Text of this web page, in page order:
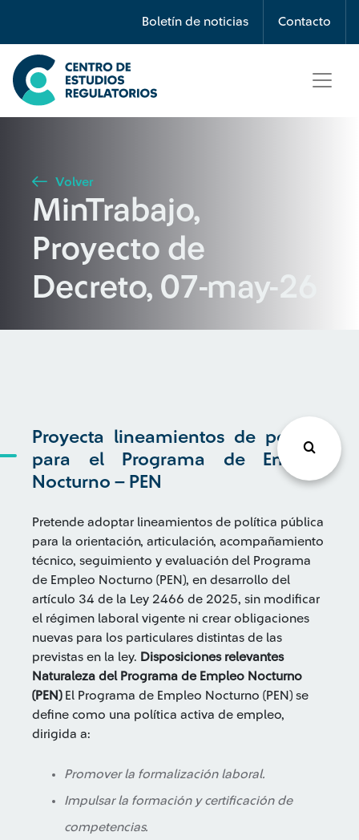
Boletín de noticias Contacto
Búsqueda
Seleccione país
Buscar
Volver
MinTrabajo,
Proyecto de
Decreto, 07-may-26
Proyecta lineamientos de política
para el Programa de Empleo
Nocturno – PEN
Pretende adoptar lineamientos de política pública
para la orientación, articulación, acompañamiento
técnico, seguimiento y evaluación del Programa
de Empleo Nocturno (PEN), en desarrollo del
artículo 34 de la Ley 2466 de 2025, sin modificar
el régimen laboral vigente ni crear obligaciones
nuevas para los particulares distintas de las
previstas en la ley. Disposiciones relevantes
Naturaleza del Programa de Empleo Nocturno
(PEN)El Programa de Empleo Nocturno (PEN) se
define como una política activa de empleo,
dirigida a:
Promover la formalización laboral.
Impulsar la formación y certificación de
competencias.